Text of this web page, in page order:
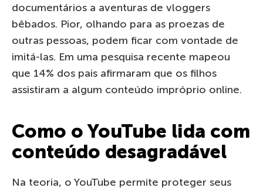
documentários a aventuras de vloggers
bêbados. Pior, olhando para as proezas de
outras pessoas, podem ficar com vontade de
imitá-las. Em uma pesquisa recente mapeou
que 14% dos pais afirmaram que os filhos
assistiram a algum conteúdo impróprio online.
Como o YouTube lida com
conteúdo desagradável
Na teoria, o YouTube permite proteger seus